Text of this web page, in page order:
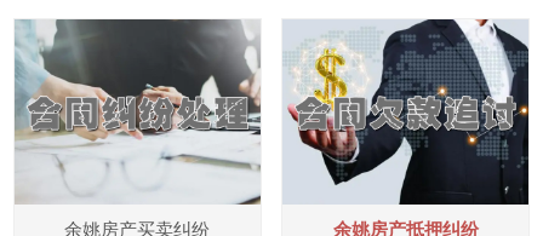
余姚房产买卖纠纷 余姚房产抵押纠纷